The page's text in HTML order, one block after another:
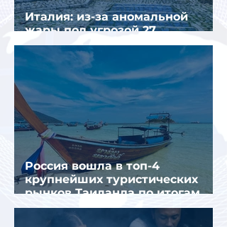
Италия: из-за аномальной
жары под угрозой 27
крупнейших городов
Россия вошла в топ-4
крупнейших туристических
рынков Таиланда по итогам
семи месяцев 2026 года